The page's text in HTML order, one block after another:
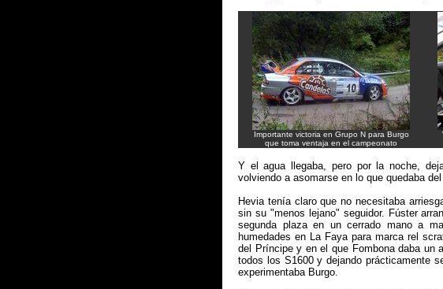
Importante victoria en Grupo N para Burgo
que toma ventaja en el campeonato
Y el agua llegaba, pero por la noche,
volviendo a asomarse en lo que quedaba
Hevia tenía claro que no necesitaba
sin su "menos lejano" seguidor. Fúster
segunda plaza en un cerrado mano a
humedades en La Faya para marca rel
del Príncipe y en el que Fombona daba un
todos los S1600 y dejando prácticamente
experimentaba Burgo.